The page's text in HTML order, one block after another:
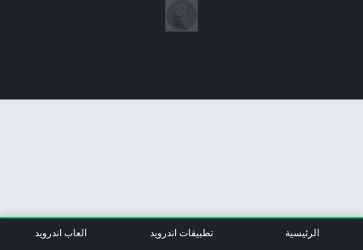
الرئيسية تطبيقات اندرويد العاب اندرويد